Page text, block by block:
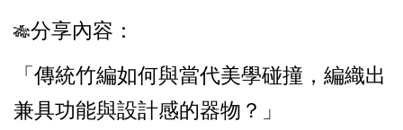
🎋分享內容：
「傳統竹編如何與當代美學碰撞，編織出
兼具功能與設計感的器物？」